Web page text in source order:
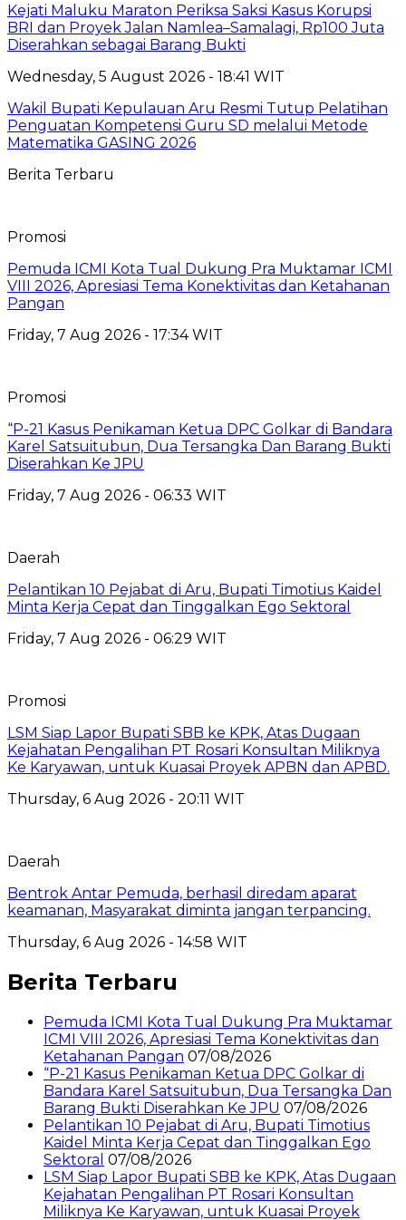
Kejati Maluku Maraton Periksa Saksi Kasus Korupsi
BRI dan Proyek Jalan Namlea–Samalagi, Rp100 Juta
Diserahkan sebagai Barang Bukti
Wednesday, 5 August 2026 - 18:41 WIT
Wakil Bupati Kepulauan Aru Resmi Tutup Pelatihan
Penguatan Kompetensi Guru SD melalui Metode
Matematika GASING 2026
Berita Terbaru
Promosi
Pemuda ICMI Kota Tual Dukung Pra Muktamar ICMI
VIII 2026, Apresiasi Tema Konektivitas dan Ketahanan
Pangan
Friday, 7 Aug 2026 - 17:34 WIT
Promosi
“P-21 Kasus Penikaman Ketua DPC Golkar di Bandara
Karel Satsuitubun, Dua Tersangka Dan Barang Bukti
Diserahkan Ke JPU
Friday, 7 Aug 2026 - 06:33 WIT
Daerah
Pelantikan 10 Pejabat di Aru, Bupati Timotius Kaidel
Minta Kerja Cepat dan Tinggalkan Ego Sektoral
Friday, 7 Aug 2026 - 06:29 WIT
Promosi
LSM Siap Lapor Bupati SBB ke KPK, Atas Dugaan
Kejahatan Pengalihan PT Rosari Konsultan Miliknya
Ke Karyawan, untuk Kuasai Proyek APBN dan APBD.
Thursday, 6 Aug 2026 - 20:11 WIT
Daerah
Bentrok Antar Pemuda, berhasil diredam aparat
keamanan, Masyarakat diminta jangan terpancing.
Thursday, 6 Aug 2026 - 14:58 WIT
Berita Terbaru
Pemuda ICMI Kota Tual Dukung Pra Muktamar
ICMI VIII 2026, Apresiasi Tema Konektivitas dan
Ketahanan Pangan 07/08/2026
“P-21 Kasus Penikaman Ketua DPC Golkar di
Bandara Karel Satsuitubun, Dua Tersangka Dan
Barang Bukti Diserahkan Ke JPU 07/08/2026
Pelantikan 10 Pejabat di Aru, Bupati Timotius
Kaidel Minta Kerja Cepat dan Tinggalkan Ego
Sektoral 07/08/2026
LSM Siap Lapor Bupati SBB ke KPK, Atas Dugaan
Kejahatan Pengalihan PT Rosari Konsultan
Miliknya Ke Karyawan, untuk Kuasai Proyek